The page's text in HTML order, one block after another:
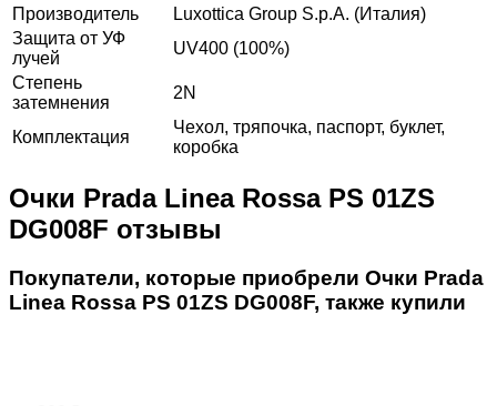
Производитель
Luxottica Group S.p.A. (Италия)
Защита от УФ
лучей
UV400 (100%)
Степень
затемнения
2N
Комплектация
Чехол, тряпочка, паспорт, буклет,
коробка
Очки Prada Linea Rossa PS 01ZS
DG008F отзывы
Покупатели, которые приобрели Очки Prada
Linea Rossa PS 01ZS DG008F, также купили